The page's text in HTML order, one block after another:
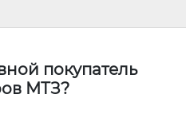
покупатель
МТЗ?